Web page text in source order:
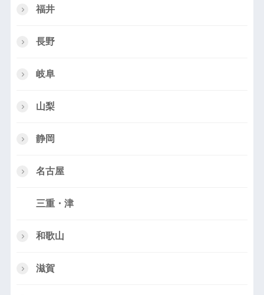
福井
長野
岐阜
山梨
静岡
名古屋
三重・津
和歌山
滋賀